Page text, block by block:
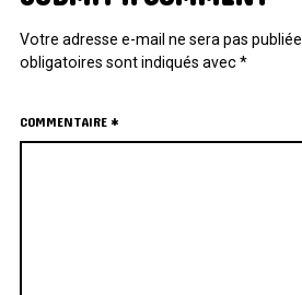
Votre adresse e-mail ne sera pas publiée.
obligatoires sont indiqués avec*
COMMENTAIRE*